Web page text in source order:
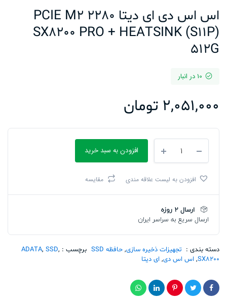
اس اس دی ای دیتا PCIE M2 2280
SX8200 PRO + HEATSINK (S11P)
512G
10 در انبار
2,051,000 تومان
دی
دیتا
2280
SX8200
HEATSINK
(S11P)
تعداد
افزودن به سبد خرید
افزودن به لیست علاقه مندی مقایسه
ارسال 2 روزه
ارسال سریع به سراسر ایران
دسته بندی : تجهیزات ذخیره سازی, حافظه SSD برچسب : ADATA, SSD,
SX8200
, اس اس دی, ای دیتا